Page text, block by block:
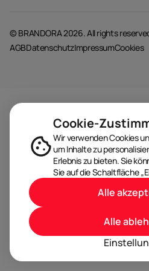
© BRANDORA 2026. All rights
AGBDatenschutzImpressumCookies
Cookie-
Wir verwenden Cookies
um Inhalte zu
Erlebnis zu bieten. Sie
Sie auf die Schaltfläche
Alle
Alle